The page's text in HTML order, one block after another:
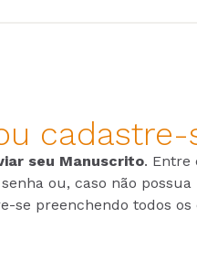
cadastre-
seu Manuscrito. Entre
ou, caso não
se preenchendo todos os